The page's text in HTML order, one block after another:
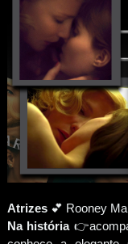
Atrizes 💕 Rooney
Na história